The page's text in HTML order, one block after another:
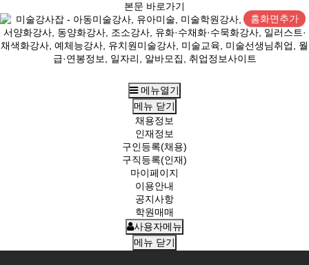
본문 바로가기
홈화면추가
메뉴열기
메뉴 닫기
채용정보
인재정보
구인등록(채용)
구직등록(인재)
마이페이지
이용안내
공지사항
학원매매
사용자메뉴
메뉴 닫기